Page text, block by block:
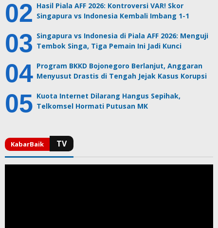
Hasil Piala AFF 2026: Kontroversi VAR! Skor
Singapura vs Indonesia Kembali Imbang 1-1
Singapura vs Indonesia di Piala AFF 2026: Menguji
Tembok Singa, Tiga Pemain Ini Jadi Kunci
Program BKKD Bojonegoro Berlanjut, Anggaran
Menyusut Drastis di Tengah Jejak Kasus Korupsi
Kuota Internet Dilarang Hangus Sepihak,
Telkomsel Hormati Putusan MK